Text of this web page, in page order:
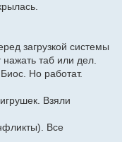
загрузкой системы
таб или дел.
Но работат.
Взяли
Все